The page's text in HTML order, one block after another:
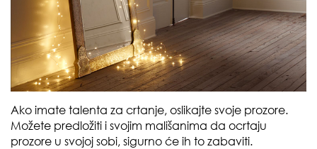
Ako imate talenta za crtanje, oslikajte svoje prozore.
Možete predložiti i svojim mališanima da ocrtaju
prozore u svojoj sobi, sigurno će ih to zabaviti.